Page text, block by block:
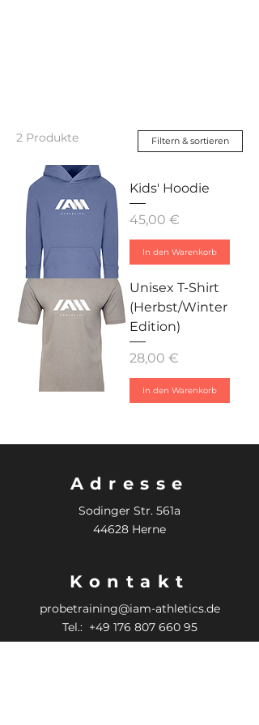
2 Produkte Filtern & sortieren
Kids' Hoodie
Preis
45,00 €
In den Warenkorb
Unisex T-Shirt
(Herbst/Winter
Edition)
Preis
28,00 €
In den Warenkorb
Adresse
Sodinger Str. 561a
44628 Herne
Kontakt
probetraining@iam-athletics.de
Tel.: +49 176 807 660 95